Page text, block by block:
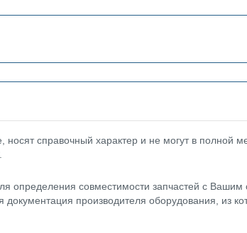
справочный характер и не могут в полной
определения совместимости запчастей с
документация производителя оборудования, из